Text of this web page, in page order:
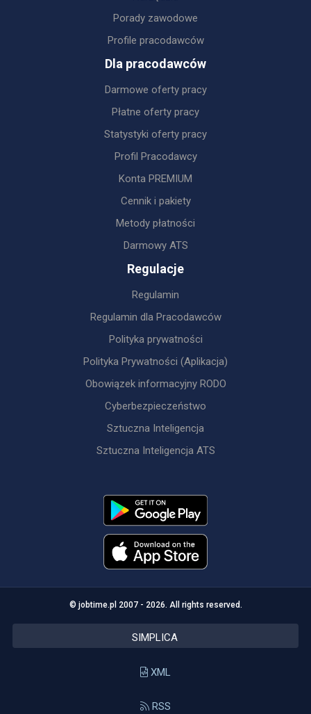
Porady zawodowe
Profile pracodawców
Dla pracodawców
Darmowe oferty pracy
Płatne oferty pracy
Statystyki oferty pracy
Profil Pracodawcy
Konta PREMIUM
Cennik i pakiety
Metody płatności
Darmowy ATS
Regulacje
Regulamin
Regulamin dla Pracodawców
Polityka prywatności
Polityka Prywatności (Aplikacja)
Obowiązek informacyjny RODO
Cyberbezpieczeństwo
Sztuczna Inteligencja
Sztuczna Inteligencja ATS
© jobtime.pl 2007 - 2026. All rights reserved.
SIMPLICA
XML
RSS